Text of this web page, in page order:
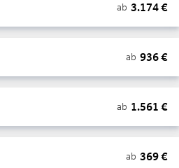
ab 3.174€
ab 936€
ab 1.561 €
ab 369€